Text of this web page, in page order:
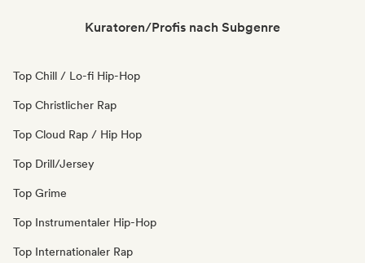
Kuratoren/Profis nach Subgenre
Top Chill / Lo-fi Hip-Hop
Top Christlicher Rap
Top Cloud Rap / Hip Hop
Top Drill/Jersey
Top Grime
Top Instrumentaler Hip-Hop
Top Internationaler Rap